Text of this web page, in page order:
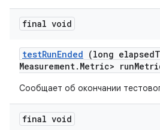
final void
testRunEnded (long elapsed
Measurement. Metric> run
Сообщает об окончании
final void